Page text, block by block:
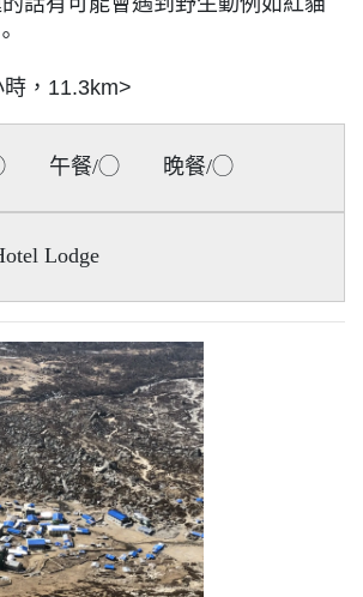
，11.3km>
◯ 午餐/◯ 晚餐/◯
Lodge